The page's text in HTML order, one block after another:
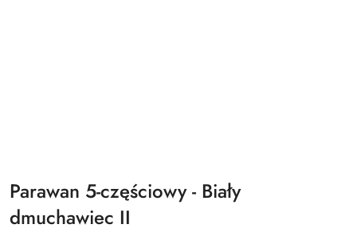
Parawan 5-częściowy - Biały
dmuchawiec II